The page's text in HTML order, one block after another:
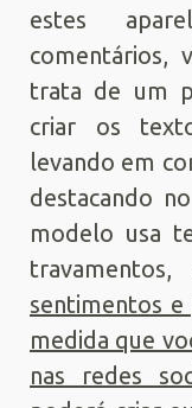
estes
comentários,
trata de um
criar os
levando em
destacando
modelo usa
sentimentos e
medida que
nas redes